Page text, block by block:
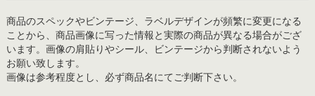
商品のスペックやビンテージ、ラベルデザインが頻繁に変更になる
ことから、商品画像に写った情報と実際の商品が異なる場合がござ
います。画像の肩貼りやシール、ビンテージから判断されないよう
お願い致します。
画像は参考程度とし、必ず商品名にてご判断下さい。